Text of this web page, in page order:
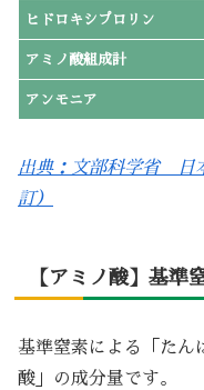
ヒドロキシプロリン
アミノ酸組成計
アンモニア
出典：文部科学省 日
訂）
【アミノ酸】基準
基準窒素による「たん
酸」の成分量です。